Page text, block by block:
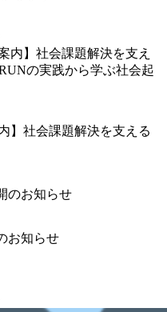
】社会課題解決を支える
お知らせ